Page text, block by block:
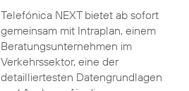
Telefónica NEXT bietet ab sofort
gemeinsam mit Intraplan, einem
Beratungsunternehmen im
Verkehrssektor, eine der
detailliertesten Datengrundlagen